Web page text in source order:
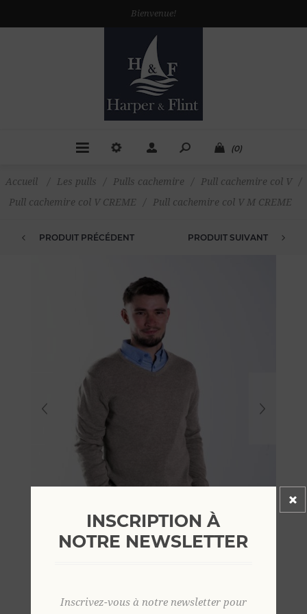
Bienvenue!
(0)
Accueil / Les pulls / Pulls cachemire / Pull cachemire col V
/
Pull cachemire col V CREME
/ Pull cachemire col V M CREME
PRODUIT PRÉCÉDENT PRODUIT SUIVANT
INSCRIPTION À
NOTRE NEWSLETTER
Inscrivez-vous à notre newsletter pour